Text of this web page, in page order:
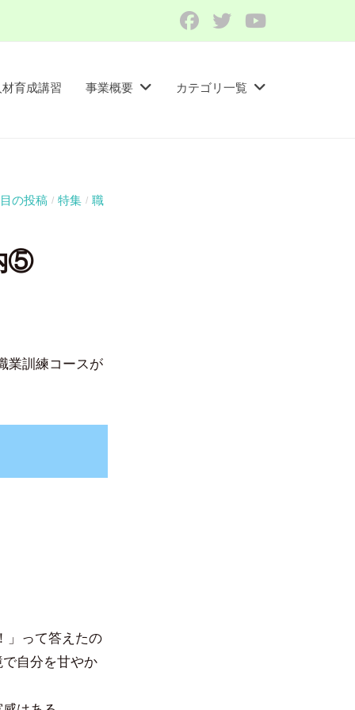
Facebook
TwitterYouTube
育成講習​ 事業概要 カテゴリ一覧
の投稿 / 特集 / 職
⑤
業訓練コースが
」って答えたの
自分を甘やか